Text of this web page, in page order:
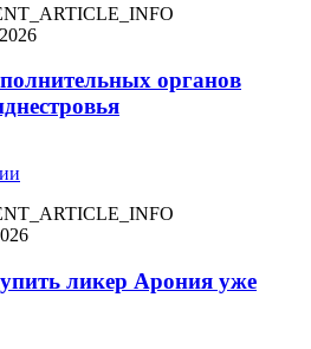
органов
ликep Арония уже